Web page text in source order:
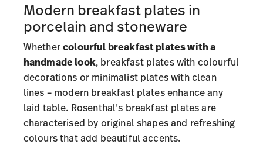
Modern breakfast plates in
porcelain and stoneware
Whethercolourful breakfast plates with a
handmade look, breakfast plates with colourful
decorations or minimalist plates with clean
lines – modern breakfast plates enhance any
laid table. Rosenthal’s breakfast plates are
characterised by original shapes and refreshing
colours that add beautiful accents.